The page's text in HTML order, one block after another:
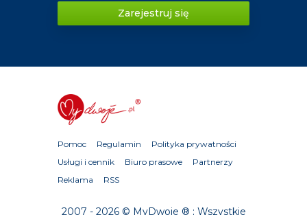
Zarejestruj się
Pomoc Regulamin
Polityka prywatności
Usługi i cennik
Biuro prasowe
Partnerzy
Reklama
RSS
2007 - 2026 © MyDwoje ® ; Wszystkie